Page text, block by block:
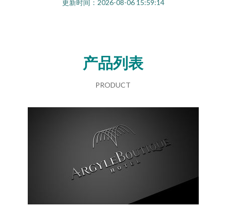
更新时间：2026-08-06 15:59:14
产品列表
PRODUCT